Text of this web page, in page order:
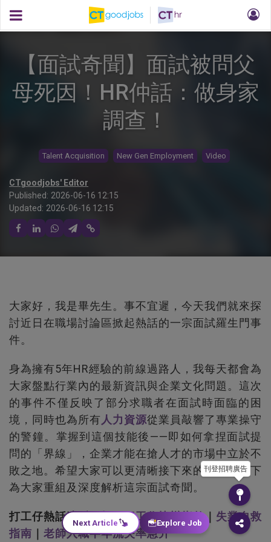
【面試奇聞】面試被問父
母死因！HR仲話：做身家
調查！
Talent Acquisition New Gen Employment Video
CTgoodjobs' Editor
Published: 2026-06-16 12:15
Updated: 2026-06-16 12:15
大家好，我是畢先生。事不宜遲，今天我們就來探
討近日在職場討論區掀起熱話的一宗面試羅生門事
件。
身為擁有5年HR經驗的前線過路人，我每天都會為
大家盤點行業內的最新資訊與企業文化問題。這次
的事件不僅反映了部分求職者在面試時面臨的困
境，同時也為所有 人力資源從業員敲響了專業操守
的警鐘。掌握到這個技能後——即如何拿捏面試提
問的「界線」，企業才能在搶人才的市場中立於不
敗之地。希望大家可以更清晰接下來的分析，以下
為大家重組及深度解析這宗面試奇聞。
打工仔熱話速遞：打工仔工作快樂指數｜ 失業自救
指南
老師入職半年流失率急升
刊登招聘廣告
Next Article Explore Job